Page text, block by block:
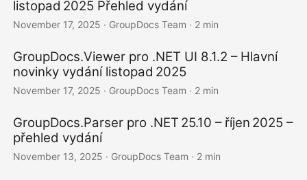
listopad 2025 Přehled vydání
November 17, 2025 · GroupDocs Team · 2 min
GroupDocs.Viewer pro .NET UI 8.1.2 – Hlavní
novinky vydání listopad 2025
November 17, 2025 · GroupDocs Team · 2 min
GroupDocs.Parser pro .NET 25.10 – říjen 2025 –
přehled vydání
November 13, 2025 · GroupDocs Team · 2 min